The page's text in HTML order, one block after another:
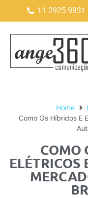
11 2925-9931
Home
Como Os Híbridos E
COMO
ELÉTRICOS